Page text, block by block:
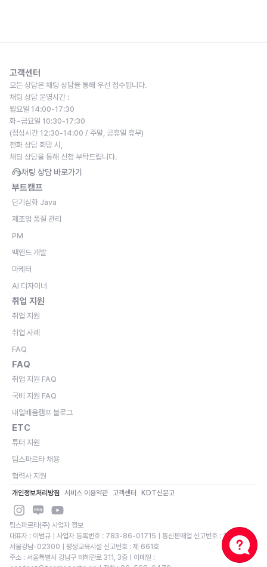
고객센터
모든 상담은 채팅 상담을 통해 우선 접수됩니다.
채팅 상담 운영시간 :
월요일 14:00-17:30
화~금요일 10:30-17:30
(점심시간 12:30-14:00 / 주말, 공휴일 휴무)
전화 상담 희망 시,
채딩 상담을 통해 신청 부탁드립니다.
채팅 상담 바로가기
부트캠프
단기심화 Java
제조업 품질 관리
PM
백엔드 개발
마케터
AI 디자이너
취업 지원
취업 지원
취업 사례
FAQ
FAQ
취업 지원 FAQ
국비 지원 FAQ
내일배움캠프 블로그
ETC
튜터 지원
팀스파르타 채용
협력사 지원
개인정보처리방침 서비스 이용약관 고객센터 KDT신문고
팀스파르타(주) 사업자 정보
대표자 : 이범규ㅣ사업자 등록번호 : 783-86-01715ㅣ통신판매업 신고번호 : 2020-
서울강남-02300ㅣ평생교육시설 신고번호 : 제 661호
주소 : 서울특별시 강남구 테헤란로 311, 3층ㅣ이메일 :